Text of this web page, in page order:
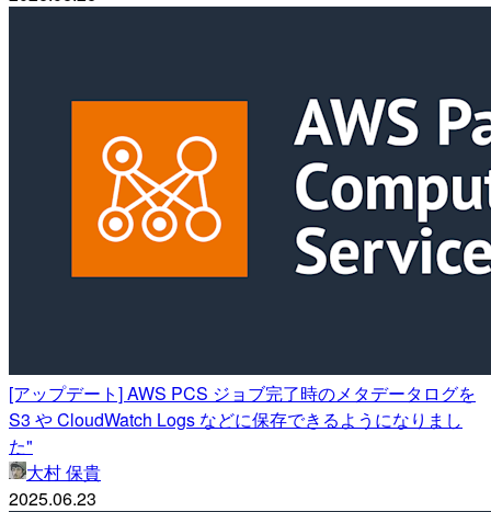
[アップデート] AWS PCS ジョブ完了時のメタデータログを
S3 や CloudWatch Logs などに保存できるようになりまし
た"
大村 保貴
2025.06.23